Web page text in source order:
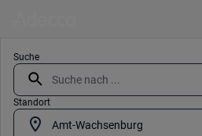
Suche
Standort